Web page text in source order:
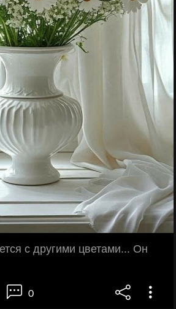
с другими цветами... Он
0